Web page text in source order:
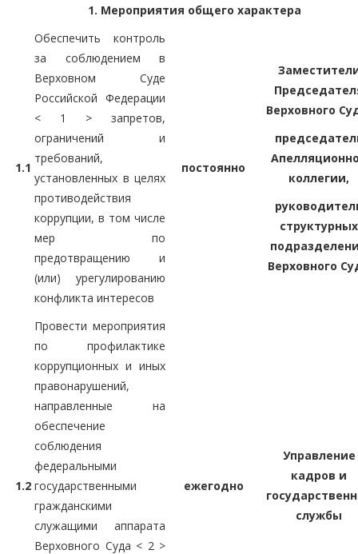
1. Мероприятия общего характера
1.1
Обеспечить контроль
за соблюдением в
Верховном Суде
Российской Федерации
< 1 > запретов,
ограничений и
требований,
установленных в целях
противодействия
коррупции, в том числе
мер по
предотвращению и
(или) урегулированию
конфликта интересов
постоянно
Верховного
коллегии,
структурных
Верховного
1.2
Провести мероприятия
по профилактике
коррупционных и иных
правонарушений,
направленные на
обеспечение
соблюдения
федеральными
государственными
гражданскими
служащими аппарата
Верховного Суда < 2 >
ежегодно
Управление
кадров и
службы